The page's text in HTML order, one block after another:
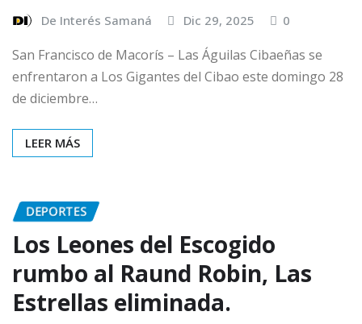
De Interés Samaná Dic 29, 2025 0
San Francisco de Macorís – Las Águilas Cibaeñas se
enfrentaron a Los Gigantes del Cibao este domingo 28
de diciembre…
LEER MÁS
DEPORTES
Los Leones del Escogido
rumbo al Raund Robin, Las
Estrellas eliminada.